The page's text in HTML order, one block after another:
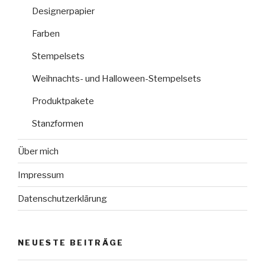
Designerpapier
Farben
Stempelsets
Weihnachts- und Halloween-Stempelsets
Produktpakete
Stanzformen
Über mich
Impressum
Datenschutzerklärung
NEUESTE BEITRÄGE